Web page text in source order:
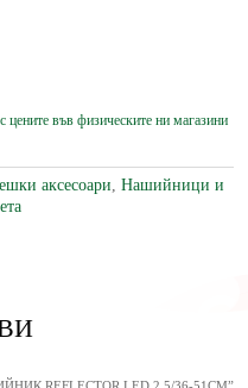
аксесоари, Нашийници и